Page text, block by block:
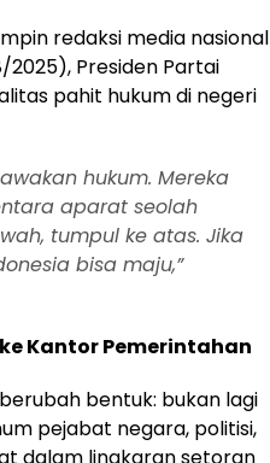
redaksi media nasional
Presiden Partai
pahit hukum di negeri
hukum. Mereka
aparat seolah
tumpul ke atas. Jika
bisa maju,”
Kantor Pemerintahan
bentuk: bukan lagi
pejabat negara, politisi,